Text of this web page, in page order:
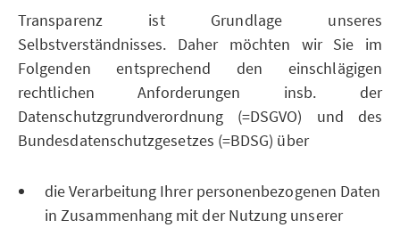
Transparenz ist Grundlage unseres
Selbstverständnisses. Daher möchten wir Sie im
Folgenden entsprechend den einschlägigen
rechtlichen Anforderungen insb. der
Datenschutzgrundverordnung (=DSGVO) und des
Bundesdatenschutzgesetzes (=BDSG) über
die Verarbeitung Ihrer personenbezogenen Daten
in Zusammenhang mit der Nutzung unserer